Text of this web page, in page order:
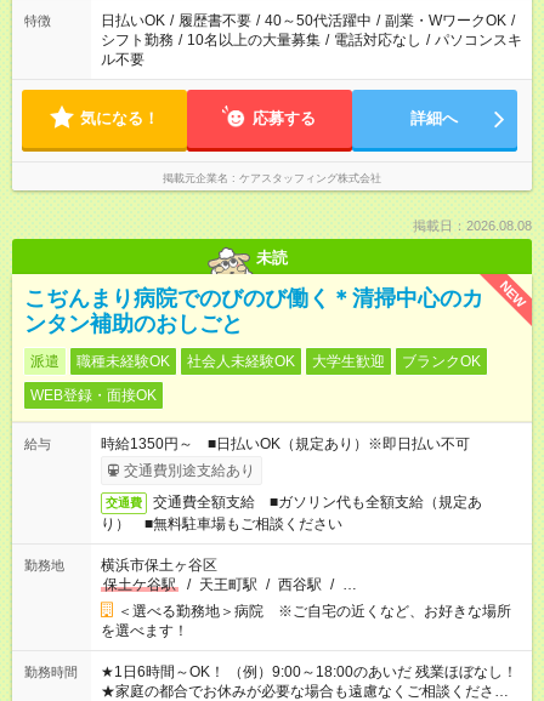
特徴 日払いOK / 履歴書不要 / 40～50代活躍中 / 副業・WワークOK /
シフト勤務 / 10名以上の大量募集 / 電話対応なし / パソコンスキ
ル不要
気になる！ 応募する 詳細へ
掲載元企業名 ケアスタッフィング株式会社
掲載日：2026.08.08
未読
NEW
こぢんまり病院でのびのび働く＊清掃中心のカ
ンタン補助のおしごと
派遣 職種未経験OK 社会人未経験OK 大学生歓迎
ブランクOK
WEB登録・面接OK
給与
時給1350円～ ■日払いOK（規定あり）※即日払い不可
交通費別途支給あり
交通費
交通費全額支給 ■ガソリン代も全額支給（規定あ
り） ■無料駐車場もご相談ください
勤務地
横浜市保土ヶ谷区
保土ケ谷駅
/ 天王町駅 / 西谷駅 / …
＜選べる勤務地＞病院 ※ご自宅の近くなど、お好きな場所
を選べます！
勤務時間
★1日6時間～OK！ （例）9:00～18:00のあいだ 残業ほぼなし！
★家庭の都合でお休みが必要な場合も遠慮なくご相談ください。